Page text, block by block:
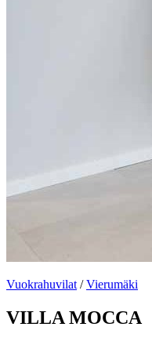
Vuokrahuvilat /Vierumäki
VILLA MOCCA